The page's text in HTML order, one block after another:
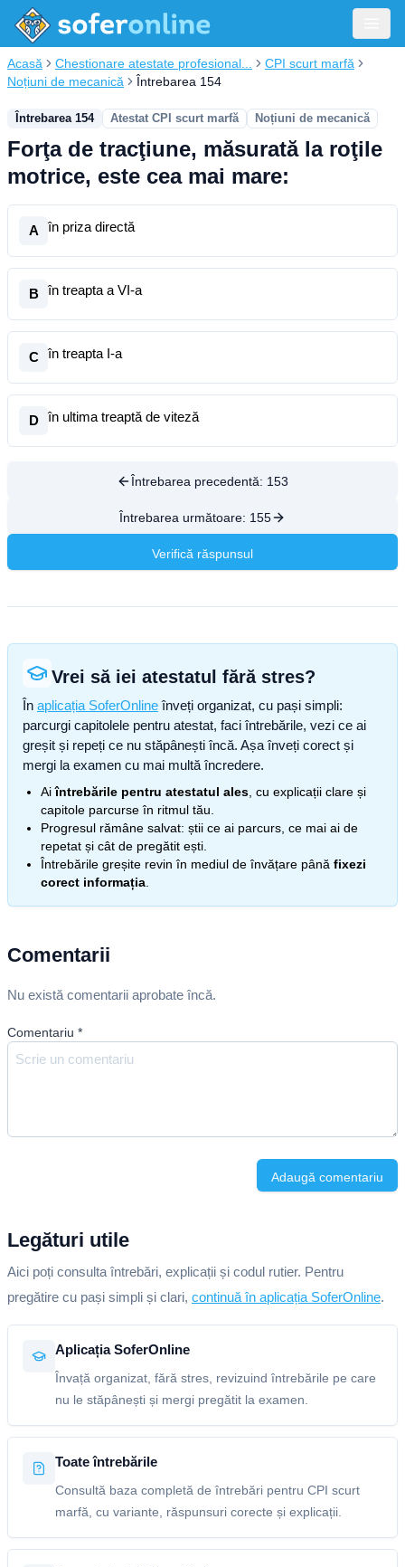
Acasă Chestionare atestate profesional...
CPI scurt marfă
Noțiuni de mecanică
Întrebarea 154
Întrebarea 154 Atestat CPI scurt marfă Noțiuni de mecanică
Forţa de tracţiune, măsurată la roţile
motrice, este cea mai mare:
A în priza directă
B în treapta a VI-a
C în treapta I-a
D în ultima treaptă de viteză
Întrebarea precedentă: 153
Întrebarea următoare: 155
Verifică răspunsul
Vrei să iei atestatul fără stres?
În aplicația SoferOnline înveți organizat, cu pași simpli:
parcurgi capitolele pentru atestat, faci întrebările, vezi ce ai
greșit și repeți ce nu stăpânești încă. Așa înveți corect și
mergi la examen cu mai multă încredere.
Aiîntrebările pentru atestatul ales , cu explicații clare și
capitole parcurse în ritmul tău.
Progresul rămâne salvat: știi ce ai parcurs, ce mai ai de
repetat și cât de pregătit ești.
Întrebările greșite revin în mediul de învățare până fixezi
corect informația
Comentarii
Nu există comentarii aprobate încă.
Comentariu *
Adaugă comentariu
Legături utile
Aici poți consulta întrebări, explicații și codul rutier. Pentru
pregătire cu pași simpli și clari, continuă în aplicația SoferOnline.
Aplicația SoferOnline
Învață organizat, fără stres, revizuind întrebările pe care
nu le stăpânești și mergi pregătit la examen.
Toate întrebările
Consultă baza completă de întrebări pentru CPI scurt
marfă, cu variante, răspunsuri corecte și explicații.